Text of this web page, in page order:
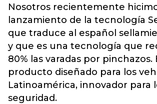
Nosotros recientemente
lanzamiento de la tecnología
que traduce al español
y que es una tecnología que
80% las varadas por pinchazos.
producto diseñado para los
Latinoamérica, innovador para
seguridad.